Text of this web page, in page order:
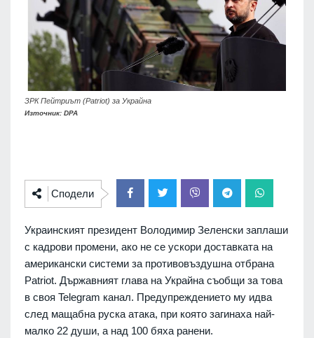
ЗРК Пейтриът (Patriot) за Украйна
Източник: DPA
Сподели
Украинският президент Володимир Зеленски заплаши
с кадрови промени, ако не се ускори доставката на
американски системи за противовъздушна отбрана
Patriot. Държавният глава на Украйна съобщи за това
в своя Telegram канал. Предупреждението му идва
след мащабна руска атака, при която загинаха най-
малко 22 души, а над 100 бяха ранени.